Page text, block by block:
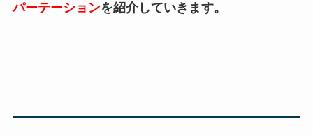
パーテーションを紹介していきます。